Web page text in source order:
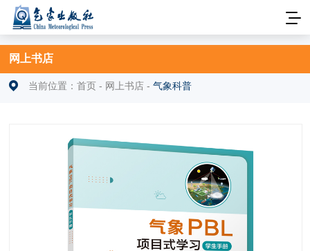
网上书店
当前位置：首页 - 网上书店 -气象科普